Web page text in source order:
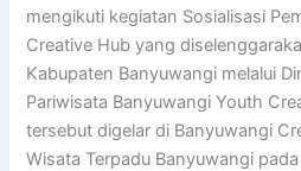
mengikuti kegiatan Sosialisasi
Creative Hub yang
Kabupaten Banyuwangi melalui
Pariwisata Banyuwangi Youth
tersebut digelar di Banyuwangi
Wisata Terpadu Banyuwangi